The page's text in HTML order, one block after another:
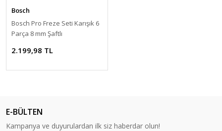
Bosch
Bosch Pro Freze Seti Karışık 6
Parça 8 mm Şaftlı
2.199,98 TL
E-BÜLTEN
Kampanya ve duyurulardan ilk siz haberdar olun!